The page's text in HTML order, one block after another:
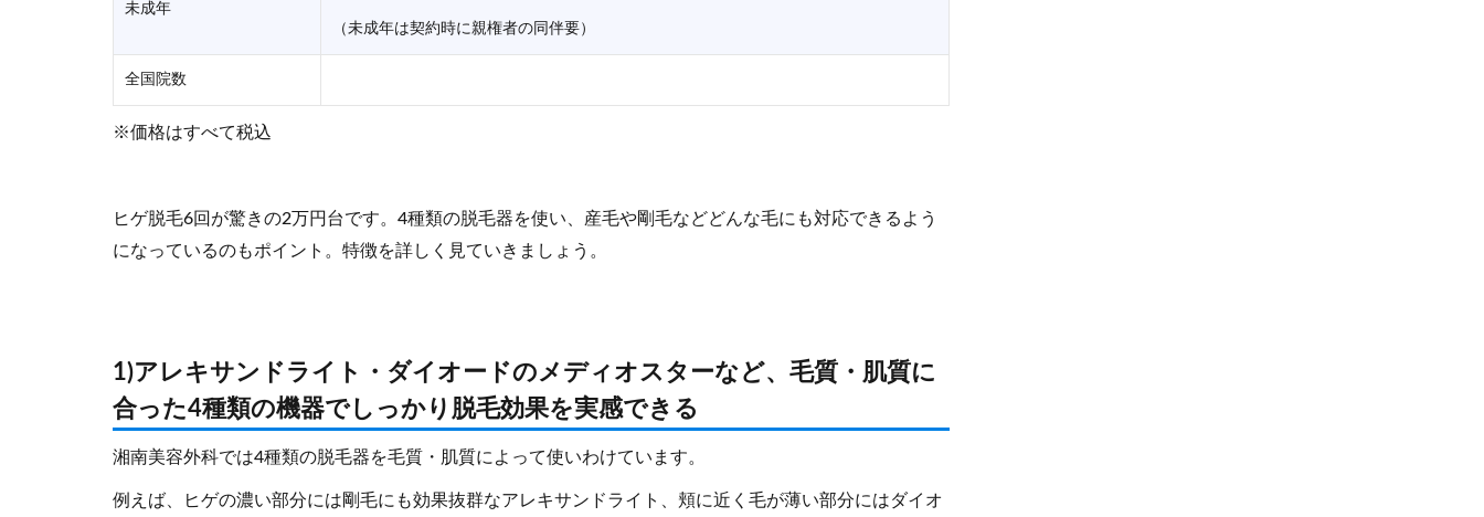
未成年
（未成年は契約時に親権者の同伴要）
全国院数
※価格はすべて税込
ヒゲ脱毛6回が驚きの2万円台です。4種類の脱毛器を使い、産毛や剛毛などどんな毛にも対応できるよう
になっているのもポイント。特徴を詳しく見ていきましょう。
1)アレキサンドライト・ダイオードのメディオスターなど、毛質・肌質に
合った4種類の機器でしっかり脱毛効果を実感できる
湘南美容外科では4種類の脱毛器を毛質・肌質によって使いわけています。
例えば、ヒゲの濃い部分には剛毛にも効果抜群なアレキサンドライト、頬に近く毛が薄い部分にはダイオ